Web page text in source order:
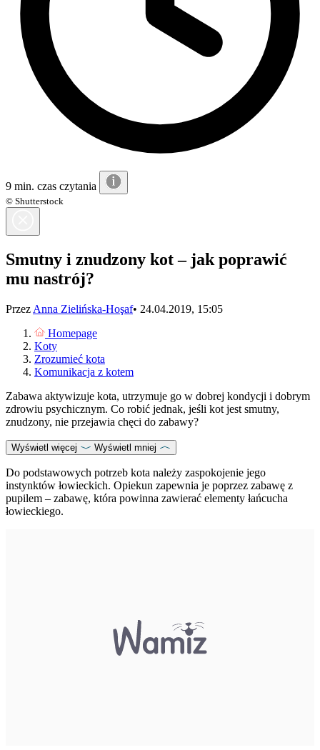
9 min. czas czytania
© Shutterstock
Smutny i znudzony kot – jak poprawić
mu nastrój?
Przez Anna Zielińska-Hoşaf• 24.04.2019, 15:05
Homepage
Koty
Zrozumieć kota
Komunikacja z kotem
Zabawa aktywizuje kota, utrzymuje go w dobrej kondycji i dobrym
zdrowiu psychicznym. Co robić jednak, jeśli kot jest smutny,
znudzony, nie przejawia chęci do zabawy?
Wyświetl więcej Wyświetl mniej
Do podstawowych potrzeb kota należy zaspokojenie jego
instynktów łowieckich. Opiekun zapewnia je poprzez zabawę z
pupilem – zabawę, która powinna zawierać elementy łańcucha
łowieckiego.